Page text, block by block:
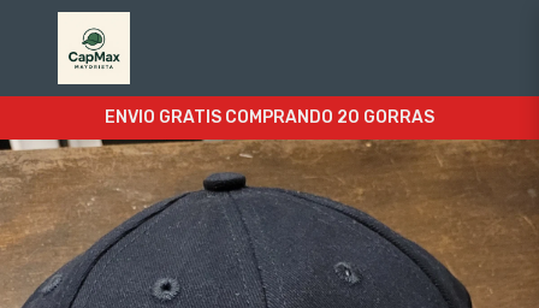
ENVIO GRATIS COMPRANDO 20 GORRAS